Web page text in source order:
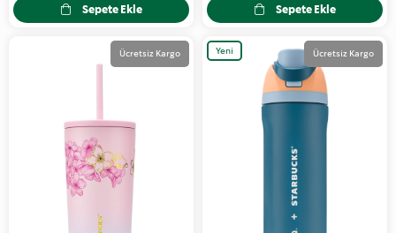
Sepete Ekle Sepete Ekle
Ücretsiz Kargo Ücretsiz Kargo
Yeni